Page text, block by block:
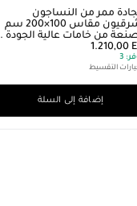
ممر من النساجون
الشرقيون مقاس 100×200 سم
من خامات عالية الجودة .
1.210,00
التقسيط
إضافة إلى السلة